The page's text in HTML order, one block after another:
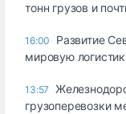
тонн грузов и
16:00
Развитие
мировую
13:57
грузоперевозки